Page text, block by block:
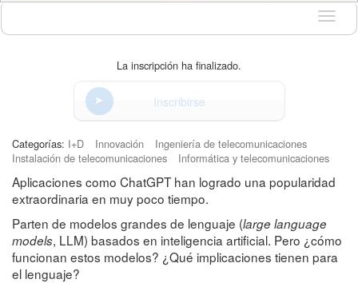
Idioma
La inscripción ha finalizado.
Inscribirse
Categorías: I+D Innovación
Ingeniería de telecomunicaciones
Instalación de telecomunicaciones
Informática y telecomunicaciones
Aplicaciones como ChatGPT han logrado una popularidad
extraordinaria en muy poco tiempo.
Parten de modelos grandes de lenguaje (large language
models, LLM) basados en inteligencia artificial. Pero ¿cómo
funcionan estos modelos? ¿Qué implicaciones tienen para
el lenguaje?